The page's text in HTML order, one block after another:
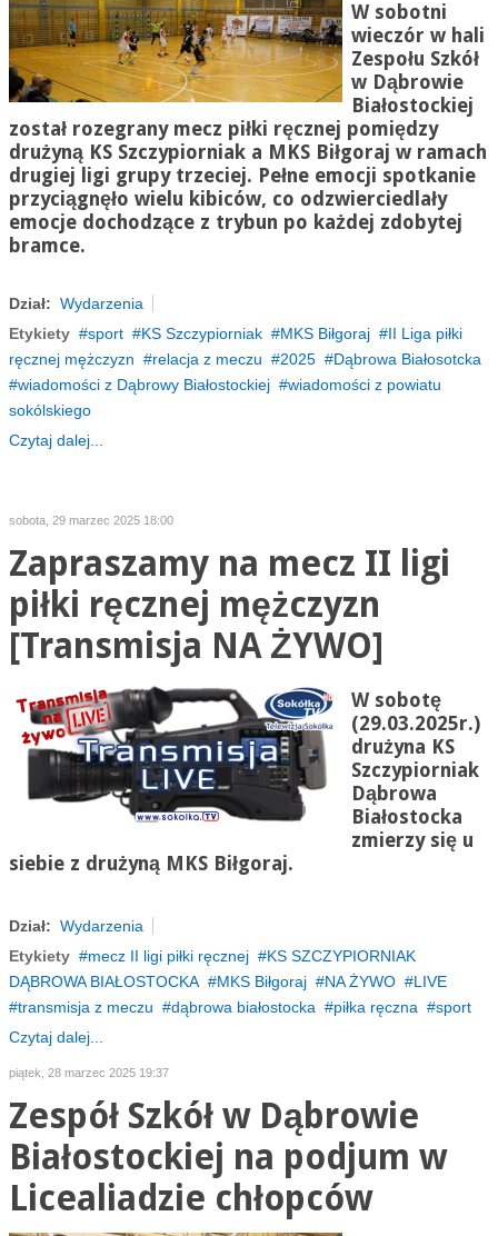
W sobotni
wieczór w hali
Zespołu Szkół
w Dąbrowie
Białostockiej
został rozegrany mecz piłki ręcznej pomiędzy
drużyną KS Szczypiorniak a MKS Biłgoraj w ramach
drugiej ligi grupy trzeciej. Pełne emocji spotkanie
przyciągnęło wielu kibiców, co odzwierciedlały
emocje dochodzące z trybun po każdej zdobytej
bramce.
Dział: Wydarzenia
Etykiety
sport KS Szczypiorniak MKS Biłgoraj
II Liga piłki
ręcznej mężczyzn
relacja z meczu 2025
Dąbrowa Białosotcka
wiadomości z Dąbrowy Białostockiej
wiadomości z powiatu
sokólskiego
Czytaj dalej...
sobota, 29 marzec 2025 18:00
Zapraszamy na mecz II ligi
piłki ręcznej mężczyzn
[Transmisja NA ŻYWO]
W sobotę
(29.03.2025r.)
drużyna KS
Szczypiorniak
Dąbrowa
Białostocka
zmierzy się u
siebie z drużyną MKS Biłgoraj.
Dział: Wydarzenia
Etykiety
mecz II ligi piłki ręcznej
KS SZCZYPIORNIAK
DĄBROWA BIAŁOSTOCKA
MKS Biłgoraj NA ŻYWO
LIVE
transmisja z meczu
dąbrowa białostocka piłka ręczna
sport
Czytaj dalej...
piątek, 28 marzec 2025 19:37
Zespół Szkół w Dąbrowie
Białostockiej na podjum w
Licealiadzie chłopców